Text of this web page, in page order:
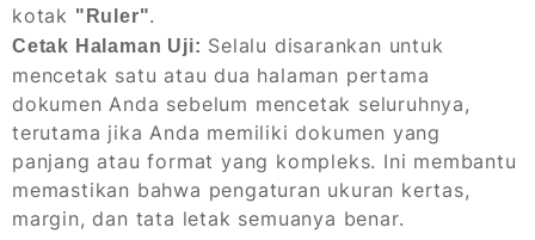
kotak "Ruler".
Cetak Halaman Uji: Selalu disarankan untuk
mencetak satu atau dua halaman pertama
dokumen Anda sebelum mencetak seluruhnya,
terutama jika Anda memiliki dokumen yang
panjang atau format yang kompleks. Ini membantu
memastikan bahwa pengaturan ukuran kertas,
margin, dan tata letak semuanya benar.